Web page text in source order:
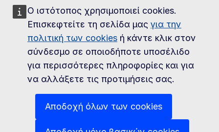
Ο ιστότοπος χρησιμοποιεί cookies.
Επισκεφτείτε τη σελίδα μας για την
πολιτική των cookies ή κάντε κλικ στον
σύνδεσμο σε οποιοδήποτε υποσέλιδο
για περισσότερες πληροφορίες και για
να αλλάξετε τις προτιμήσεις σας.
Αποδοχή όλων των cookies